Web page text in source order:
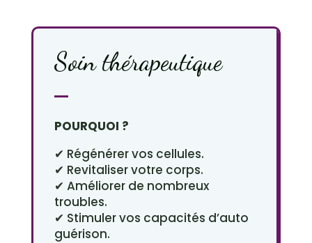
Soin thérapeutique
POURQUOI ?
✔ Régénérer vos cellules.
✔ Revitaliser votre corps.
✔ Améliorer de nombreux
troubles.
✔ Stimuler vos capacités d’auto
guérison.